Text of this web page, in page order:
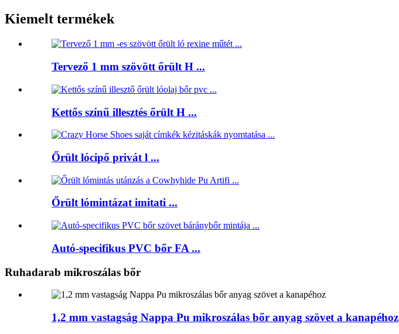
Kiemelt termékek
Tervező 1 mm szövött őrült H ...
Kettős színű illesztés őrült H ...
Őrült lócipő privát l ...
Őrült lómintázat imitati ...
Autó-specifikus PVC bőr FA ...
Ruhadarab mikroszálas bőr
1,2 mm vastagság Nappa Pu mikroszálas bőr anyag szövet a kanapéhoz